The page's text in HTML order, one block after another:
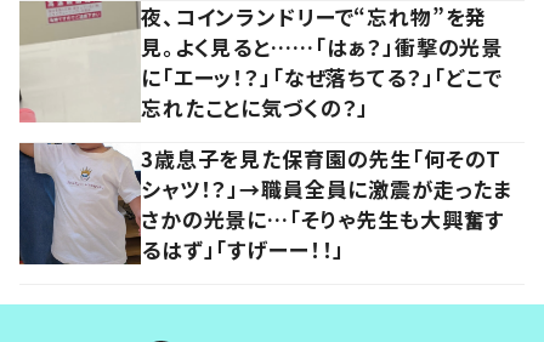
夜、コインランドリーで“忘れ物”を発
見。よく見ると……「はぁ？」衝撃の光景
に「エーッ！？」「なぜ落ちてる？」「どこで
忘れたことに気づくの？」
3歳息子を見た保育園の先生「何そのT
シャツ！？」→職員全員に激震が走ったま
さかの光景に…「そりゃ先生も大興奮す
るはず」「すげーー！！」